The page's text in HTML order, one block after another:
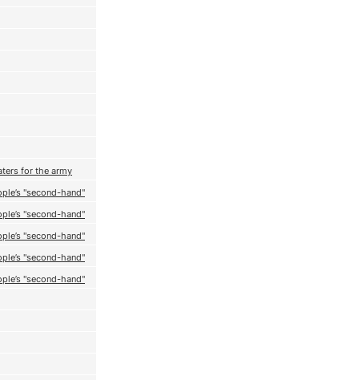
for the army
"second-hand"
"second-hand"
"second-hand"
"second-hand"
"second-hand"